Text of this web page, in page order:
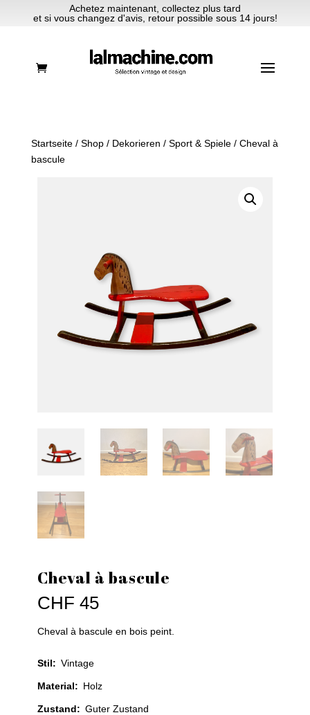
Achetez maintenant, collectez plus tard
et si vous changez d'avis, retour possible sous 14 jours!
Startseite/ Shop/ Dekorieren / Sport & Spiele/ Cheval à
bascule
Cheval à bascule
CHF 45
Cheval à bascule en bois peint.
Stil: Vintage
Material: Holz
Zustand: Guter Zustand